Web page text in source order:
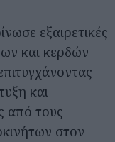
εξαιρετικές
και κερδών
και
από τους
στον